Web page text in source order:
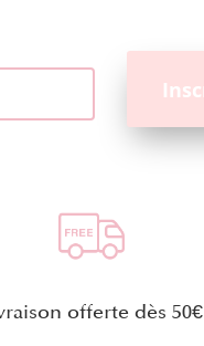
offerte dès 50€